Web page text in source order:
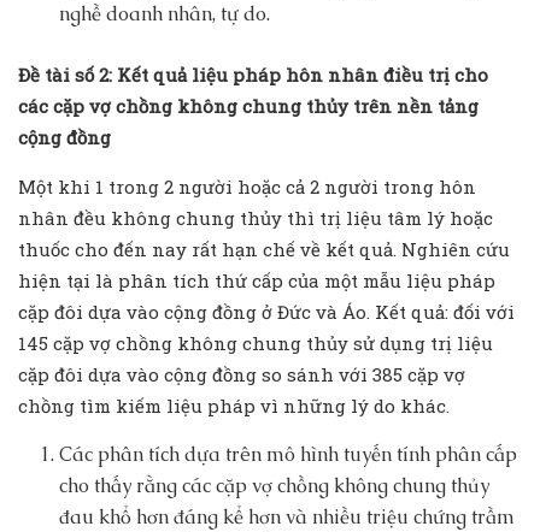
nghề doanh nhân, tự do.
Đề tài số 2: Kết quả liệu pháp hôn nhân điều trị cho
các cặp vợ chồng không chung thủy trên nền tảng
cộng đồng
Một khi 1 trong 2 người hoặc cả 2 người trong hôn
nhân đều không chung thủy thì trị liệu tâm lý hoặc
thuốc cho đến nay rất hạn chế về kết quả. Nghiên cứu
hiện tại là phân tích thứ cấp của một mẫu liệu pháp
cặp đôi dựa vào cộng đồng ở Đức và Áo. Kết quả: đối với
145 cặp vợ chồng không chung thủy sử dụng trị liệu
cặp đôi dựa vào cộng đồng so sánh với 385 cặp vợ
chồng tìm kiếm liệu pháp vì những lý do khác.
Các phân tích dựa trên mô hình tuyến tính phân cấp
cho thấy rằng các cặp vợ chồng không chung thủy
đau khổ hơn đáng kể hơn và nhiều triệu chứng trầm